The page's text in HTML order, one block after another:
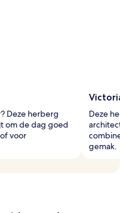
Deze herberg
om de dag goed
voor
Deze
gemak.